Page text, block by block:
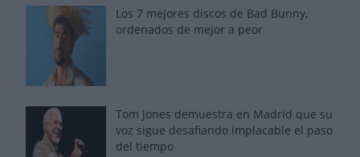
Los 7 mejores discos de Bad Bunny,
ordenados de mejor a peor
Tom Jones demuestra en Madrid que su
voz sigue desafiando implacable el paso
del tiempo